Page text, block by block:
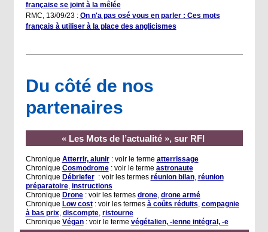
française se joint à la mêlée
RMC, 13/09/23 : On n'a pas osé vous en parler : Ces mots
français à utiliser à la place des anglicismes
Du côté de nos
partenaires
« Les Mots de l’actualité », sur RFI
Chronique Atterrir, alunir: voir le terme atterrissage
Chronique Cosmodrome: voir le terme astronaute
Chronique Débriefer: voir les termes réunion bilan, réunion
préparatoire, instructions
Chronique Drone: voir les termes drone, drone armé
Chronique Low cost: voir les termes à coûts réduits, compagnie
à bas prix, discompte, ristourne
Chronique Végan: voir le terme végétalien, -ienne intégral, -e